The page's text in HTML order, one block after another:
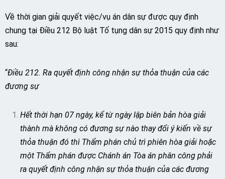
Về thời gian giải quyết việc/vụ án dân sự được quy định
chung tại Điều 212 Bộ luật Tố tụng dân sự 2015 quy định như
sau:
“Điều 212. Ra quyết định công nhận sự thỏa thuận của các
đương sự
Hết thời hạn 07 ngày, kể từ ngày lập biên bản hòa giải
thành mà không có đương sự nào thay đổi ý kiến về sự
thỏa thuận đó thì Thẩm phán chủ trì phiên hòa giải hoặc
một Thẩm phán được Chánh án Tòa án phân công phải
ra quyết định công nhận sự thỏa thuận của các đương